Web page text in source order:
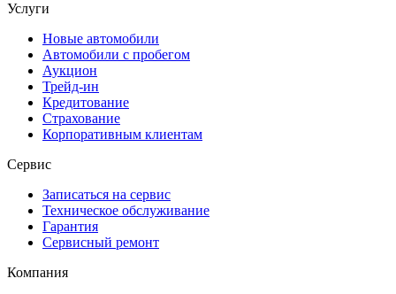
Услуги
Новые автомобили
Автомобили с пробегом
Аукцион
Трейд-ин
Кредитование
Страхование
Корпоративным клиентам
Сервис
Записаться на сервис
Техническое обслуживание
Гарантия
Сервисный ремонт
Компания